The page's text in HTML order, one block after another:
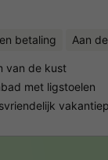
betaling Aan
van de kust
met ligstoelen